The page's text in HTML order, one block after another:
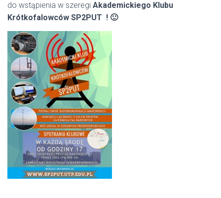
do wstąpienia w szeregi Akademickiego Klubu
Krótkofalowców SP2PUT ! 🙂